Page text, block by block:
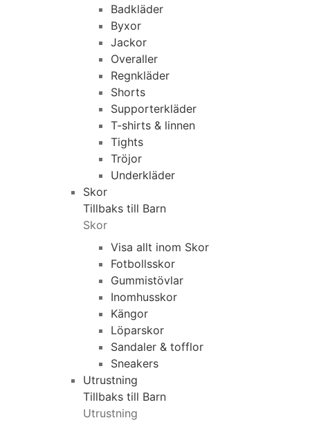
Badkläder
Byxor
Jackor
Overaller
Regnkläder
Shorts
Supporterkläder
T-shirts & linnen
Tights
Tröjor
Underkläder
Skor
Tillbaks till Barn
Skor
Visa allt inom Skor
Fotbollsskor
Gummistövlar
Inomhusskor
Kängor
Löparskor
Sandaler & tofflor
Sneakers
Utrustning
Tillbaks till Barn
Utrustning